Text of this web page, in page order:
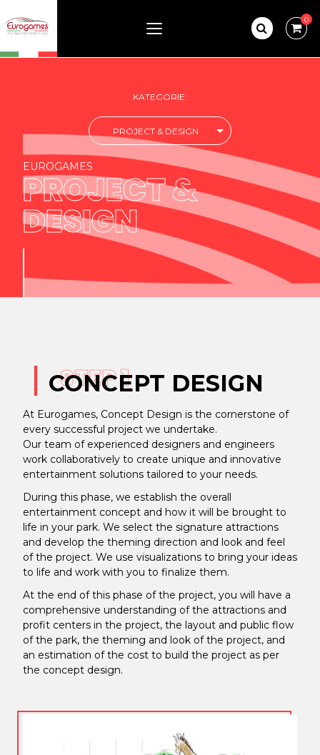
0
KATEGORIE:
PROJECT & DESIGN
EUROGAMES
PROJECT &
DESIGN
STEP 1
CONCEPT DESIGN
At Eurogames, Concept Design is the cornerstone of
every successful project we undertake.
Our team of experienced designers and engineers
work collaboratively to create unique and innovative
entertainment solutions tailored to your needs.
During this phase, we establish the overall
entertainment concept and how it will be brought to
life in your park. We select the signature attractions
and develop the theming direction and look and feel
of the project. We use visualizations to bring your ideas
to life and work with you to finalize them.
At the end of this phase of the project, you will have a
comprehensive understanding of the attractions and
profit centers in the project, the layout and public flow
of the park, the theming and look of the project, and
an estimation of the cost to build the project as per
the concept design.